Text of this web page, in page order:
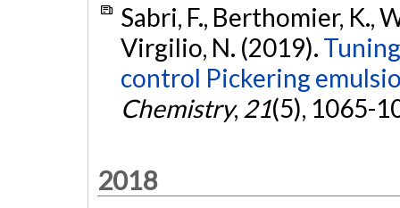
Sabri, F., Berthomier, K.,
Virgilio, N. (2019).
control Pickering
Chemistry, 21(5), 1065-
2018